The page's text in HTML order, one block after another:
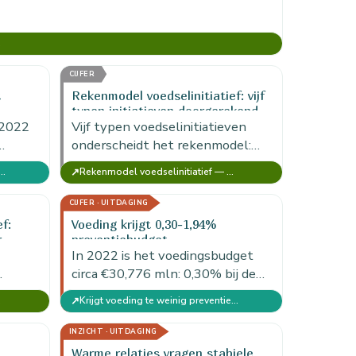
preventiebudget?
CIJFER
Rekenmodel voedselinitiatief: vijf
typen initiatieven doorgerekend
Vijf typen voedselinitiatieven
onderscheidt het rekenmodel:
een uitgiftepunt voor voedsel of
maaltijden, een sociaal
restaurant, een
voedselverbindingsplek,
stadslandbouw voor sociale…
↗ Rekenmodel voedselinitiatief — MKBA Food (versie voor 1 initiatief)
CIJFER · UITDAGING
Voeding krijgt 0,30-1,94%
preventiebudget
In 2022 is het voedingsbudget
circa €30,776 mln: 0,30% bij de
brede zorguitgavenlezing en
1,94% bij de smalle
RIVM/VZinfo-lezing.
↗ Krijgt voeding te weinig preventiebudget?
INZICHT · UITDAGING
Warme relaties vragen stabiele